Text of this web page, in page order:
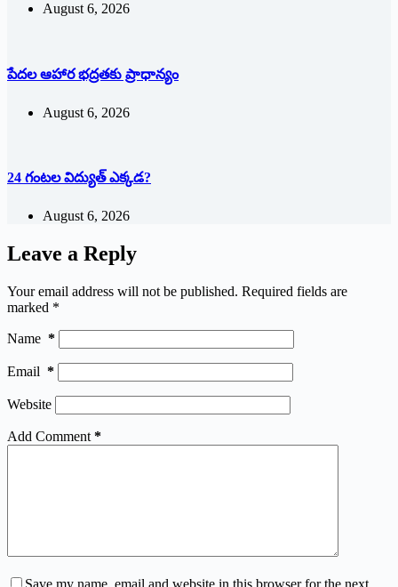
August 6, 2026
పేదల ఆహార భద్రతకు ప్రాధాన్యం
August 6, 2026
24 గంటల విద్యుత్ ఎక్కడ?
August 6, 2026
Leave a Reply
Your email address will not be published. Required fields are
marked *
Name *
Email *
Website
Add Comment *